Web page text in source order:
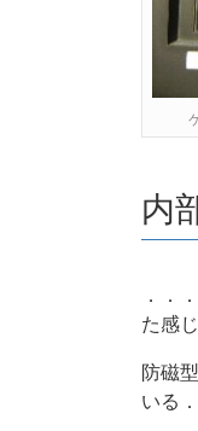
内
．．
た感
防磁
いる